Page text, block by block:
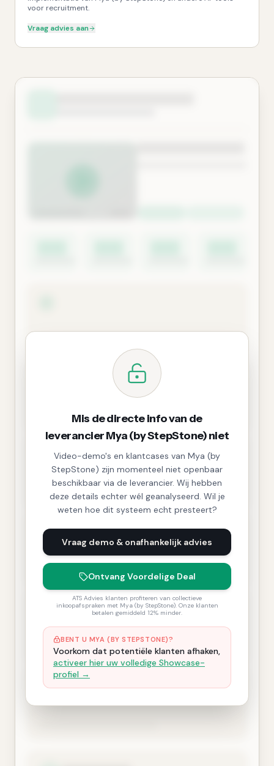
voor recruitment.
Vraag advies aan
Mis de directe info van de
leverancier Mya (by StepStone) niet
Video-demo's en klantcases van Mya (by
StepStone) zijn momenteel niet openbaar
beschikbaar via de leverancier. Wij hebben
deze details echter wél geanalyseerd. Wil je
weten hoe dit systeem echt presteert?
Vraag demo & onafhankelijk advies
Ontvang Voordelige Deal
ATS Advies klanten profiteren van collectieve
inkoopafspraken met Mya (by StepStone). Onze klanten
betalen gemiddeld 12% minder.
BENT U MYA (BY STEPSTONE)?
Voorkom dat potentiële klanten afhaken,
activeer hier uw volledige Showcase-
profiel →